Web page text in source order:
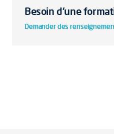
Besoin d'une
Demander des